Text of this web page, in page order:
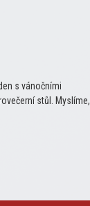
s vánočními
stůl. Myslíme,